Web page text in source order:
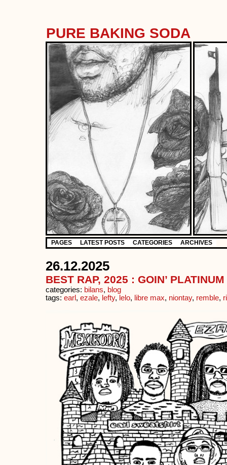
PURE BAKING SODA
PAGES LATEST POSTS CATEGORIES ARCHIVES
26.12.2025
BEST RAP, 2025 : GOIN’
categories: bilans, blog
tags: earl , ezale, lefty, lelo, libre max, niontay, remble,